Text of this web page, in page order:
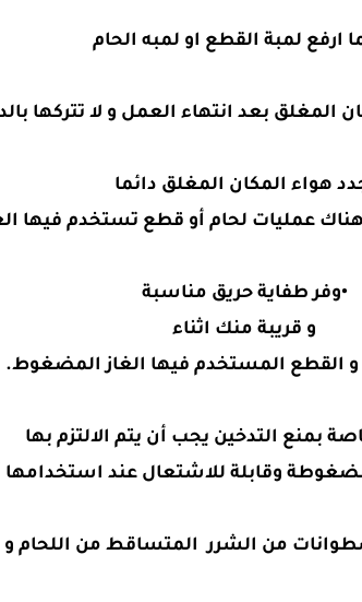
ارفع لمبة القطع او لمبه الحام
المغلق بعد انتهاء العمل و لا تتركها
هواء المكان المغلق دائما
عمليات لحام أو قطع تستخدم فيها
•وفر طفاية حريق مناسبة
و قريبة منك اثناء
و القطع المستخدم فيها الغاز المضغوط.
بمنع التدخين يجب أن يتم الالتزم بها
وقابلة للاشتعال عند استخدامها
من الشرر المتساقط من اللحام